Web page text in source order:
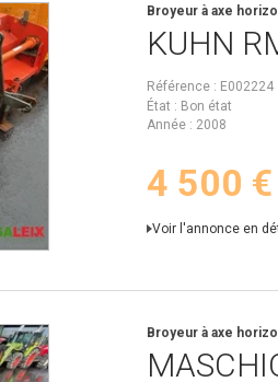
KUHN
Broyeur à axe
Référence
E002224
État
Bon état
Année
2008
4 500 €
Voir l'annonce en
Broyeur à axe